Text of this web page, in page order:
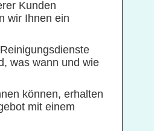
Kunden
wir Ihnen ein
was wann und wie
können, erhalten
mit einem